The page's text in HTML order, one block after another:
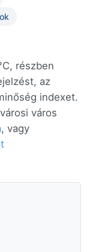
részben
az
indexet.
város
, vagy